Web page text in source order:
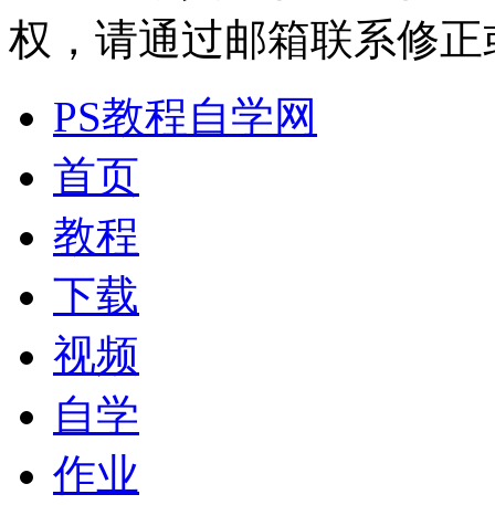
权，请通过邮箱联系修正
PS教程自学网
首页
教程
下载
视频
自学
作业